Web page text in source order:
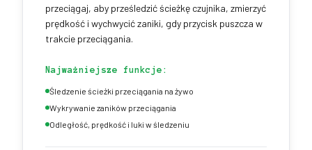
przeciągaj, aby prześledzić ścieżkę czujnika, zmierzyć
prędkość i wychwycić zaniki, gdy przycisk puszcza w
trakcie przeciągania.
Najważniejsze funkcje:
Śledzenie ścieżki przeciągania na żywo
Wykrywanie zaników przeciągania
Odległość, prędkość i luki w śledzeniu